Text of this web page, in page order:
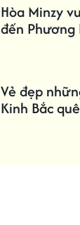
Hòa Minzy
đến Phương
Vẻ đẹp
Kinh Bắc